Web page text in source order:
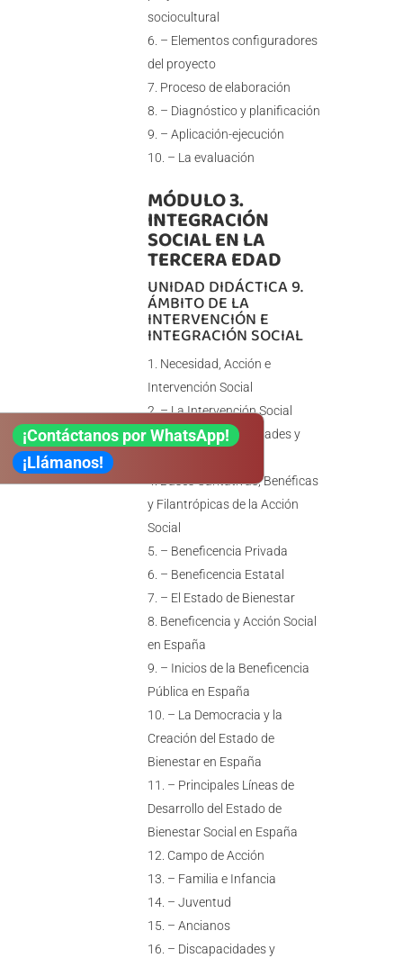
sociocultural
– Elementos configuradores
del proyecto
Proceso de elaboración
– Diagnóstico y planificación
– Aplicación-ejecución
– La evaluación
MÓDULO 3.
INTEGRACIÓN
SOCIAL EN LA
TERCERA EDAD
UNIDAD DIDÁCTICA 9.
ÁMBITO DE LA
INTERVENCIÓN E
INTEGRACIÓN SOCIAL
Necesidad, Acción e
Intervención Social
– La Intervención Social
– Tipos de Necesidades y
Bases Caritativas, Benéficas
y Filantrópicas de la Acción
Social
– Beneficencia Privada
– Beneficencia Estatal
– El Estado de Bienestar
Beneficencia y Acción Social
en España
– Inicios de la Beneficencia
Pública en España
– La Democracia y la
Creación del Estado de
Bienestar en España
– Principales Líneas de
Desarrollo del Estado de
Bienestar Social en España
Campo de Acción
– Familia e Infancia
– Juventud
– Ancianos
– Discapacidades y
¡Contáctanos por WhatsApp!
¡Llámanos!